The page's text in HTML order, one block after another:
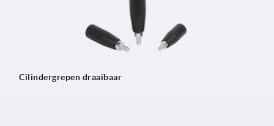
Cilindergrepen draaibaar